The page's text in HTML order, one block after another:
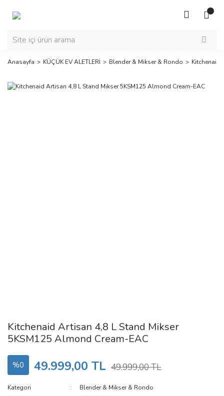
Anasayfa KÜÇÜK EV ALETLERİ Blender & Mikser & Rondo Kitchenaid
Kitchenaid Artisan 4,8 L Stand Mikser
5KSM125 Almond Cream-EAC
%0 49.999,00 TL 49.999,00 TL
Kategori
Blender & Mikser & Rondo